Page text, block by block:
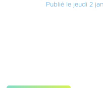
Publié le jeudi 2